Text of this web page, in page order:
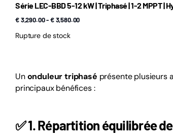
Série LEC-BBD 5-12 kW | Triphasé | 1-2 MPPT |
€ 3,290.00-€ 3,580.00
Rupture de stock
Unonduleur triphasé présente plusieurs
principaux bénéfices :
✅1. Répartition équilibrée